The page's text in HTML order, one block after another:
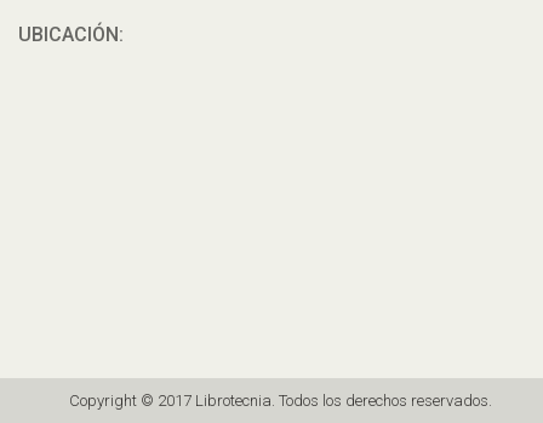
UBICACIÓN:
Copyright © 2017 Librotecnia. Todos los derechos reservados.